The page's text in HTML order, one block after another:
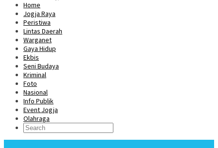
Home
Jogja Raya
Peristiwa
Lintas Daerah
Warganet
Gaya Hidup
Ekbis
Seni Budaya
Kriminal
Foto
Nasional
Info Publik
Event Jogja
Olahraga